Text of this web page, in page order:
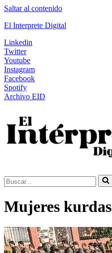
Saltar al contenido
El Interprete Digital
Linkedin
Twitter
Youtube
Instagram
Facebook
Spotify
Archivo EID
Buscar...
Mujeres kurdas